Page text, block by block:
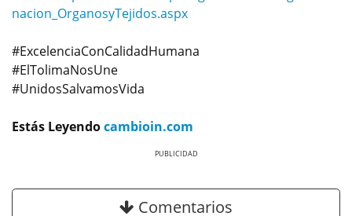
nacion_OrganosyTejidos.aspx
#ExcelenciaConCalidadHumana
#ElTolimaNosUne
#UnidosSalvamosVida
Estás Leyendocambioin.com
Comentarios